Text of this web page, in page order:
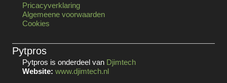
Pricacyverklaring
Algemeene voorwaarden
Cookies
Pytpros
Pytpros is onderdeel van Djimtech
Website: www.djimtech.nl